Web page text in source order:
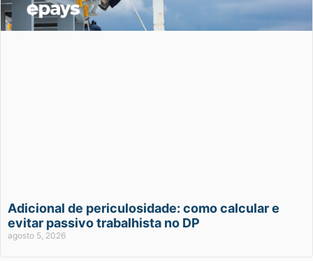
Adicional de periculosidade: como calcular e
evitar passivo trabalhista no DP
agosto 5, 2026